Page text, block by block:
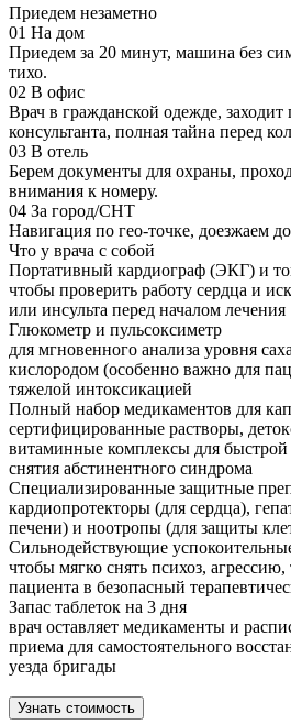
Приедем незаметно
01 На дом
Приедем за 20 минут, машина без
тихо.
02 В офис
Врач в гражданской одежде,
консультанта, полная тайна перед
03 В отель
Берем документы для охраны,
внимания к номеру.
04 За город/СНТ
Навигация по гео-точке, доезжаем
Что у врача с собой
Портативный кардиограф (ЭКГ) и
чтобы проверить работу сердца и
или инсульта перед началом лечения
Глюкометр и пульсоксиметр
для мгновенного анализа уровня
кислородом (особенно важно для
тяжелой интоксикацией
Полный набор медикаментов для
сертифицированные растворы,
витаминные комплексы для быстрой
снятия абстинентного синдрома
Специализированные защитные
кардиопротекторы (для сердца),
печени) и ноотропы (для защиты
Сильнодействующие
чтобы мягко снять психоз, агрессию,
пациента в безопасный
Запас таблеток на 3 дня
врач оставляет медикаменты и
приема для самостоятельного
уезда бригады
Узнать стоимость